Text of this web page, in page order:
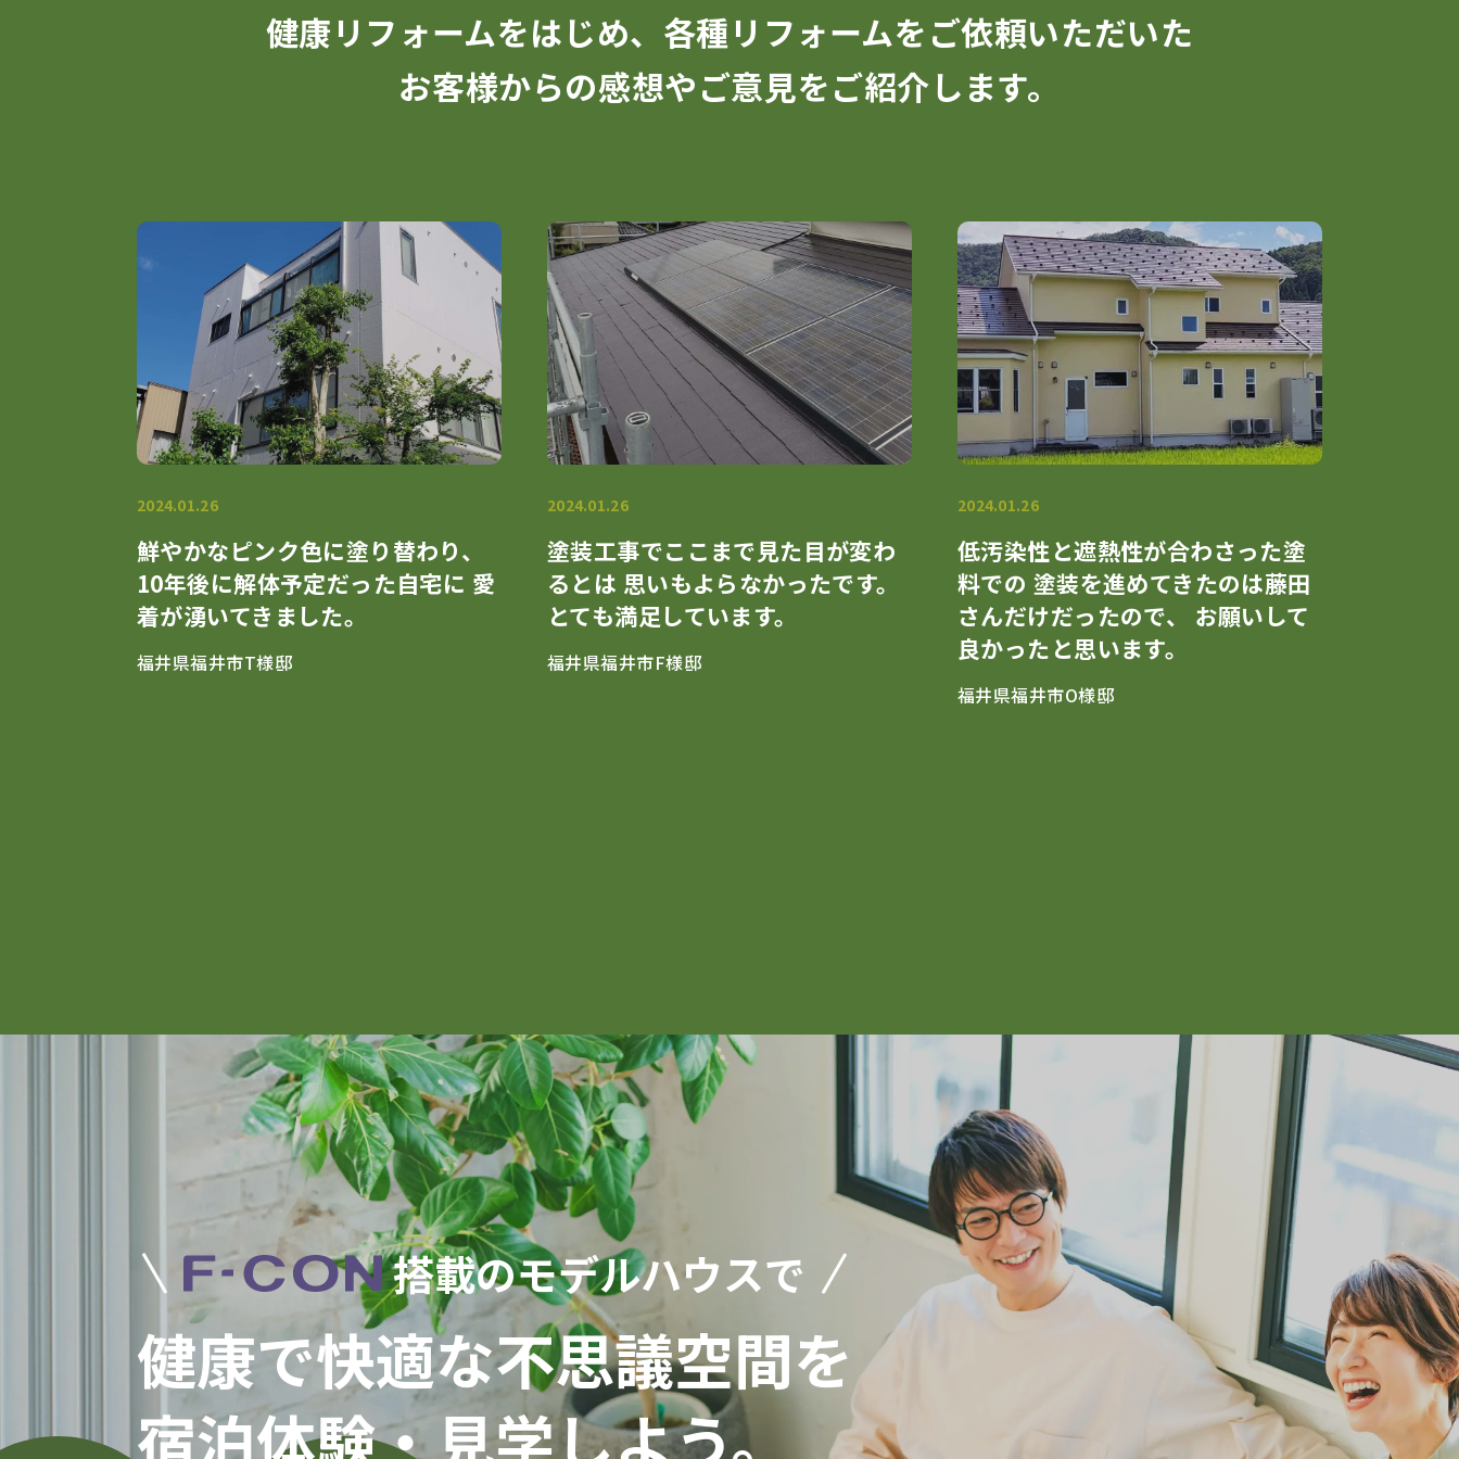
健康リフォーム
各種リフォーム
施工事例
お客様の声
会社概要
スタッフ紹介
利用規約
プライバシーポリシー
採用情報
よくある質問
健康リフォームをはじめ、 各種リフォームをご依頼いただいた
お客様からの感想やご意見をご紹介します。
2024.01.26
鮮やかなピンク色に塗り替わり、
10年後に解体予定だった自宅に 愛
着が湧いてきました。
福井県福井市T様邸
2024.01.26
塗装工事でここまで見た目が変わ
るとは 思いもよらなかったです。
とても満足しています。
福井県福井市F様邸
2024.01.26
低汚染性と遮熱性が合わさった塗
料での 塗装を進めてきたのは藤田
さんだけだったので、 お願いして
良かったと思います。
福井県福井市O様邸
搭載のモデルハウスで
健康で快適な不思議空間を
宿泊体験・見学しよう。
宿泊体験・見学
宿泊体験・見学予約
お問い合わせ